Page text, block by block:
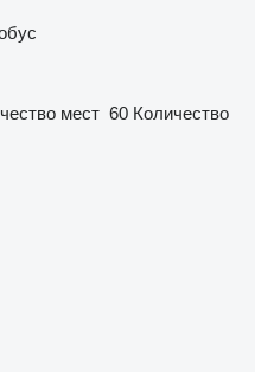
мест 60 Количество